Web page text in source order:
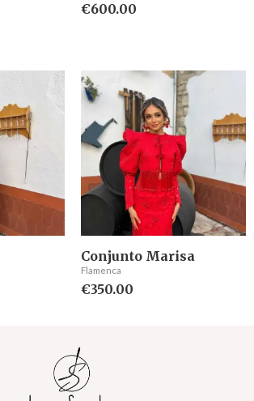
€600.00
5
Conjunto Marisa
Flamenca
€350.00
5